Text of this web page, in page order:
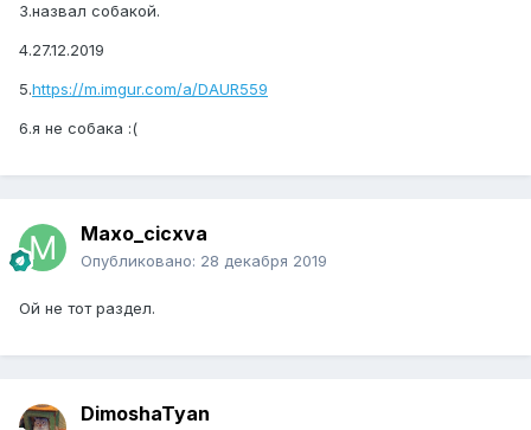
3.назвал собакой.
4.27.12.2019
5.https://m.imgur.com/a/DAUR559
6.я не собака :(
Maxo_cicxva
Опубликовано: 28 декабря 2019
Ой не тот раздел.
DimoshaTyan